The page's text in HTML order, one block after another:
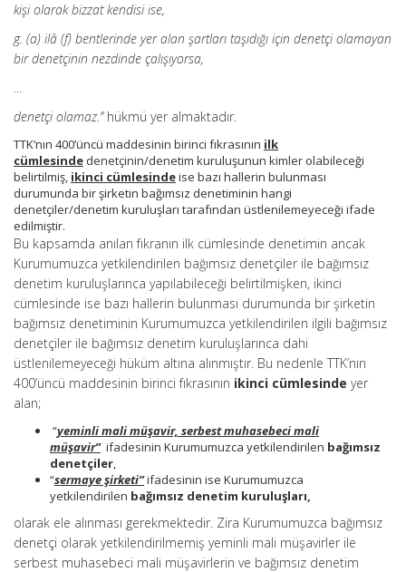
kişi olarak bizzat kendisi ise,
g. (a) ilâ (f) bentlerinde yer alan şartları taşıdığı için denetçi olamayan
bir denetçinin nezdinde çalışıyorsa,
…
denetçi olamaz.” hükmü yer almaktadır.
TTK’nın 400’üncü maddesinin birinci fıkrasının ilk
cümlesinde denetçinin/denetim kuruluşunun kimler olabileceği
belirtilmiş, ikinci cümlesindeise bazı hallerin bulunması
durumunda bir şirketin bağımsız denetiminin hangi
denetçiler/denetim kuruluşları tarafından üstlenilemeyeceği ifade
edilmiştir.
Bu kapsamda anılan fıkranın ilk cümlesinde denetimin ancak
Kurumumuzca yetkilendirilen bağımsız denetçiler ile bağımsız
denetim kuruluşlarınca yapılabileceği belirtilmişken, ikinci
cümlesinde ise bazı hallerin bulunması durumunda bir şirketin
bağımsız denetiminin Kurumumuzca yetkilendirilen ilgili bağımsız
denetçiler ile bağımsız denetim kuruluşlarınca dahi
üstlenilemeyeceği hüküm altına alınmıştır. Bu nedenle TTK’nın
400’üncü maddesinin birinci fıkrasının ikinci cümlesinde yer
alan;
“yeminli mali müşavir, serbest muhasebeci mali
müşavir”ifadesinin Kurumumuzca yetkilendirilen bağımsız
denetçiler,
“sermaye şirketi”ifadesinin ise Kurumumuzca
yetkilendirilen bağımsız denetim kuruluşları,
olarak ele alınması gerekmektedir. Zira Kurumumuzca bağımsız
denetçi olarak yetkilendirilmemiş yeminli mali müşavirler ile
serbest muhasebeci mali müşavirlerin ve bağımsız denetim